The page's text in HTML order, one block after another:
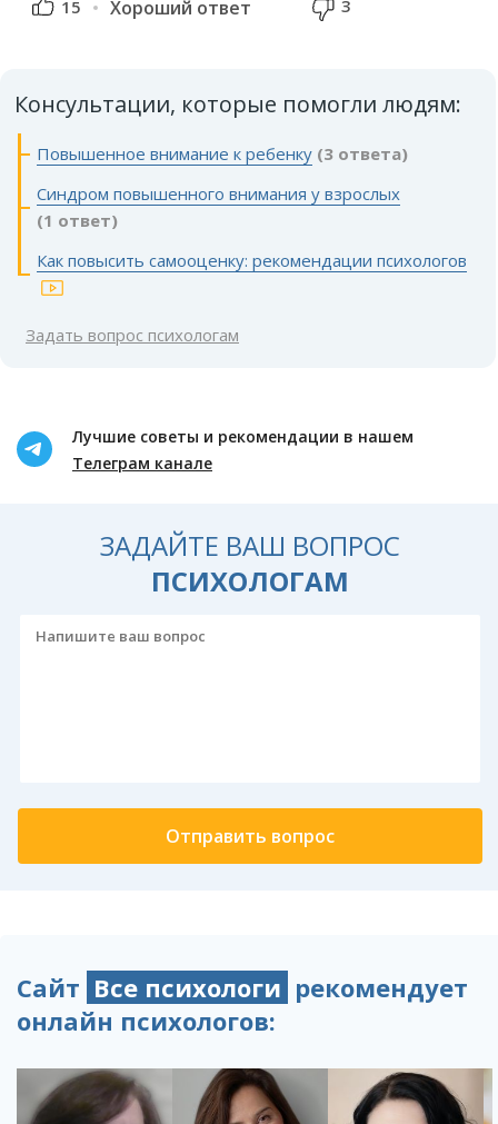
15 Хороший ответ 3
Консультации, которые помогли людям:
Повышенное внимание к ребенку (3 ответа)
Синдром повышенного внимания у взрослых
(1 ответ)
Как повысить самооценку: рекомендации психологов
Задать вопрос психологам
Лучшие советы и рекомендации в нашем
Телеграм канале
ЗАДАЙТЕ ВАШ ВОПРОС
ПСИХОЛОГАМ
Сайт Все психологи рекомендует
онлайн психологов: